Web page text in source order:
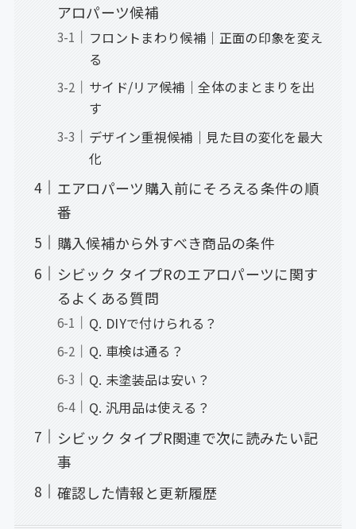
アロパーツ候補
フロントまわり候補｜正面の印象を変え
る
サイド/リア候補｜全体のまとまりを出
す
デザイン重視候補｜見た目の変化を最大
化
エアロパーツ購入前にそろえる条件の順
番
購入候補から外すべき商品の条件
シビック タイプRのエアロパーツに関す
るよくある質問
Q. DIYで付けられる？
Q. 車検は通る？
Q. 未塗装品は安い？
Q. 汎用品は使える？
シビック タイプR関連で次に読みたい記
事
確認した情報と更新履歴